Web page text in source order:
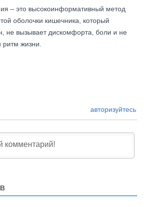
– это высокоинформативный метод
оболочки кишечника, который
не вызывает дискомфорта, боли и не
жизни.
авторизуйтесь